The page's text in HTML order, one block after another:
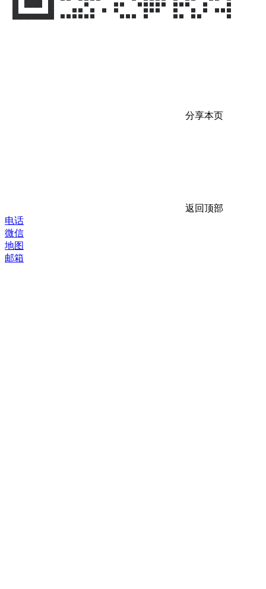
分享本页
返回顶部
电话
微信
地图
邮箱